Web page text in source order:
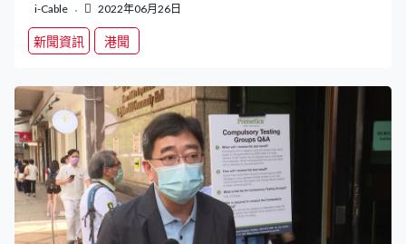
i-Cable 2022年06月26日
新聞資訊 港聞